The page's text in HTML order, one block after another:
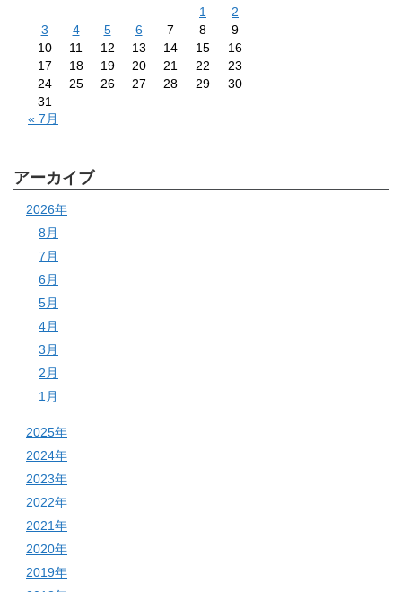
1
2
3
4 5 6 7 8
9
10
11 12 13 14 15
16
17
18 19 20 21 22
23
24
25 26 27 28 29
30
31
« 7月
アーカイブ
2026年
8月
7月
6月
5月
4月
3月
2月
1月
2025年
2024年
2023年
2022年
2021年
2020年
2019年